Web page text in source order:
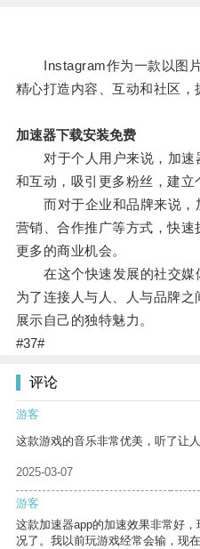
Instagram作为一款以图片
精心打造内容、互动和社区，
加速器下载安装免费
对于个人用户来说，加速
和互动，吸引更多粉丝，建立
而对于企业和品牌来说，
营销、合作推广等方式，快
更多的商业机会。
在这个快速发展的社交媒
为了连接人与人、人与品牌
展示自己的独特魅力。
#37#
评论
游客
这款游戏的音乐非常优美，听了让人
2025-03-07
游客
这款加速器app的加速效果非常好
况了。我以前玩游戏经常会输，现